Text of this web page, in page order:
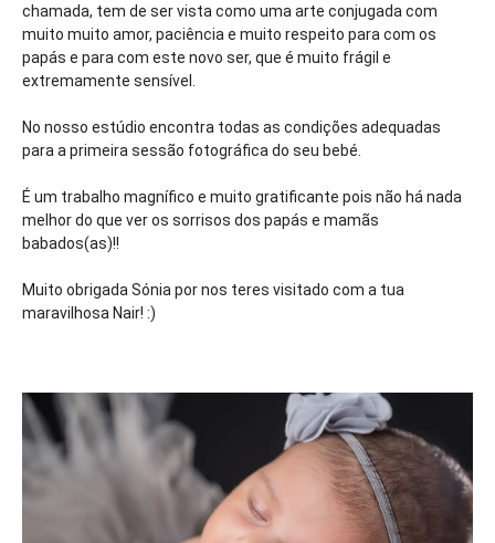
chamada, tem de ser vista como uma arte conjugada com
muito muito amor, paciência e muito respeito para com os
papás e para com este novo ser, que é muito frágil e
extremamente sensível.
No nosso estúdio encontra todas as condições adequadas
para a primeira sessão fotográfica do seu bebé.
É um trabalho magnífico e muito gratificante pois não há nada
melhor do que ver os sorrisos dos papás e mamãs
babados(as)!!
Muito obrigada Sónia por nos teres visitado com a tua
maravilhosa Nair! :)